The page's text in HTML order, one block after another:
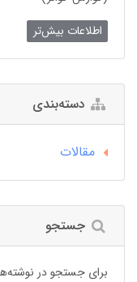
اطلاعات بیش‌تر
دسته‌بندی
مقالات
جستجو
برای جستجو در